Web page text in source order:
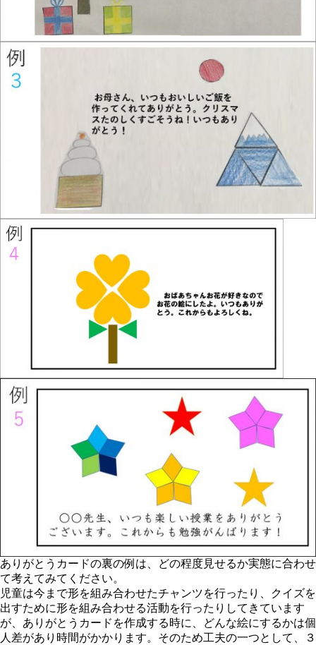
ありがとうカードの裏の例は、どの程度見せるか実態に合わせ
て考えてみてください。
児童は今まで形を組み合わせたチャンツを行ったり、クイズを
出すために形を組み合わせる活動を行ったりしてきています
が、ありがとうカードを作成する時に、どんな絵にするかは個
人差があり時間がかかります。そのため工夫の一つとして、３